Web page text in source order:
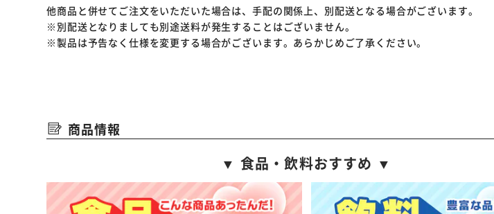
他商品と併せてご注文をいただいた場合は、手配の関係上、別配送となる場合がございます。
※別配送となりましても別途送料が発生することはございません。
※製品は予告なく仕様を変更する場合がございます。あらかじめご了承ください。
商品情報
▼ 食品・飲料おすすめ ▼